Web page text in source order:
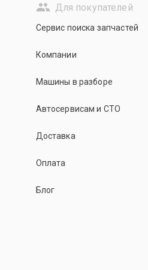
Для покупателей
Сервис поиска запчастей
Компании
Машины в разборе
Автосервисам и СТО
Доставка
Оплата
Блог